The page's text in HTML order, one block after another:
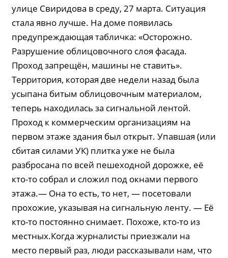
улице Свиридова в среду, 27 марта. Ситуация
стала явно лучше. На доме появилась
предупреждающая табличка: «Осторожно.
Разрушение облицовочного слоя фасада.
Проход запрещён, машины не ставить».
Территория, которая две недели назад была
усыпана битым облицовочным материалом,
теперь находилась за сигнальной лентой.
Проход к коммерческим организациям на
первом этаже здания был открыт. Упавшая (или
сбитая силами УК) плитка уже не была
разбросана по всей пешеходной дорожке, её
кто-то собрал и сложил под окнами первого
этажа.— Она то есть, то нет, — посетовали
прохожие, указывая на сигнальную ленту. — Её
кто-то постоянно снимает. Похоже, кто-то из
местных.Когда журналисты приезжали на
место первый раз, люди рассказывали нам, что